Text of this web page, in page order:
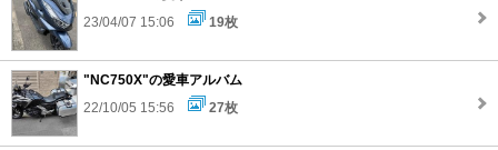
23/04/07 15:06
19枚
"NC750X"の愛車アルバム
22/10/05 15:56
27枚